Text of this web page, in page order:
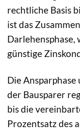
rechtliche Basis
ist das
günstige
Die
der Bausparer
bis die
Prozentsatz des